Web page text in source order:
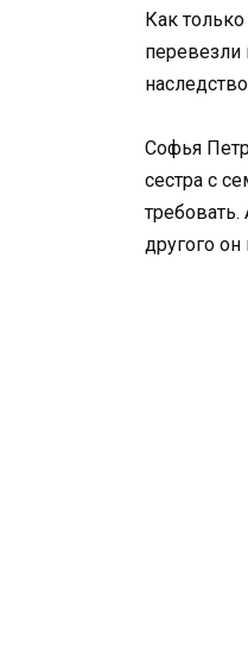
Как
перевезли
Софья
сестра с
другого